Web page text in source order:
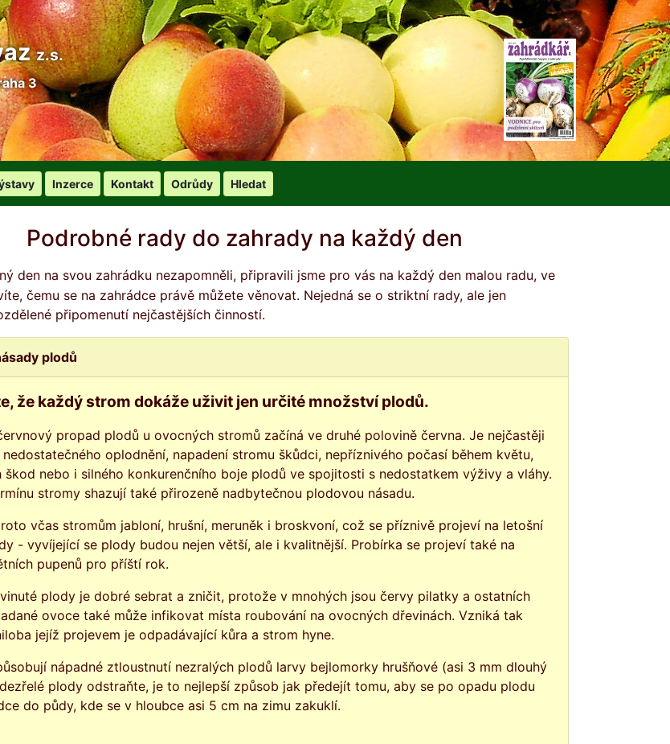
z.s.
3
Inzerce Kontakt Odrůdy Hledat
Podrobné rady do zahrady na každý den
čemu se na zahrádce právě můžete věnovat. Nejedná se o striktní rady, ale jen
připomenutí nejčastějších činností.
plodů
že každý strom dokáže uživit jen určité množství plodů.
propad plodů u ovocných stromů začíná ve druhé polovině června. Je nejčastěji
nedostatečného oplodnění, napadení stromu škůdci, nepříznivého počasí během květu,
škod nebo i silného konkurenčního boje plodů ve spojitosti s nedostatkem výživy a vláhy.
stromy shazují také přirozeně nadbytečnou plodovou násadu.
včas stromům jabloní, hrušní, meruněk i broskvoní, což se příznivě projeví na letošní
- vyvíjející se plody budou nejen větší, ale i kvalitnější. Probírka se projeví také na
pupenů pro příští rok.
plody je dobré sebrat a zničit, protože v mnohých jsou červy pilatky a ostatních
ovoce také může infikovat místa roubování na ovocných dřevinách. Vzniká tak
jejíž projevem je odpadávající kůra a strom hyne.
nápadné ztloustnutí nezralých plodů larvy bejlomorky hrušňové (asi 3 mm dlouhý
plody odstraňte, je to nejlepší způsob jak předejít tomu, aby se po opadu plodu
do půdy, kde se v hloubce asi 5 cm na zimu zakuklí.